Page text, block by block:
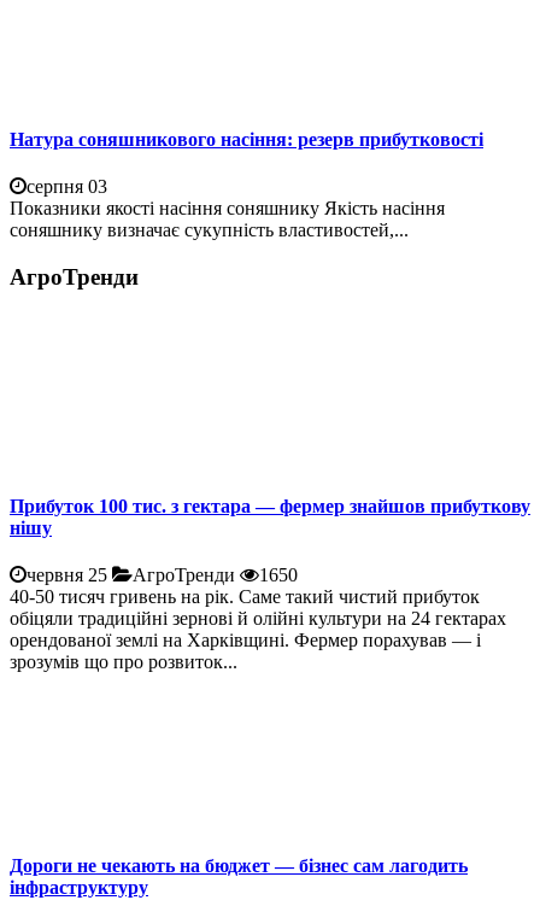
Натура соняшникового насіння: резерв прибутковості
серпня 03
Показники якості насіння соняшнику Якість насіння
соняшнику визначає сукупність властивостей,...
АгроТренди
Прибуток 100 тис. з гектара — фермер знайшов прибуткову
нішу
червня 25 АгроТренди
1650
40-50 тисяч гривень на рік. Саме такий чистий прибуток
обіцяли традиційні зернові й олійні культури на 24 гектарах
орендованої землі на Харківщині. Фермер порахував — і
зрозумів що про розвиток...
Дороги не чекають на бюджет — бізнес сам лагодить
інфраструктуру